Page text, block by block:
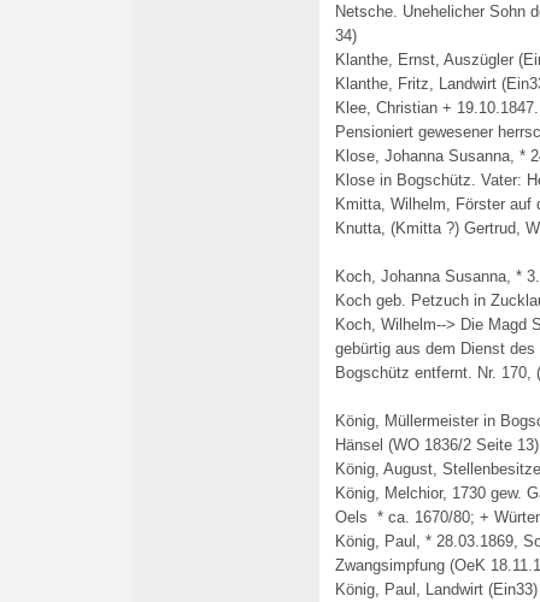
Netsche. Unehelicher Sohn
34)
Klanthe, Ernst, Auszügler
Klanthe, Fritz, Landwirt
Klee, Christian +
Pensioniert gewesener
Klose, Johanna Susanna, *
Klose in Bogschütz. Vater:
Kmitta, Wilhelm, Förster auf
Knutta, (Kmitta ?) Gertrud,
Koch, Johanna Susanna, *
Koch geb. Petzuch in
Koch, Wilhelm--> Die Magd
gebürtig aus dem Dienst
Bogschütz entfernt. Nr. 170,
König, Müllermeister in
Hänsel (WO 1836/2 Seite 13)
König, August,
König, Melchior, 1730 gew.
Oels * ca. 1670/80; +
König, Paul, * 28.03.1869,
Zwangsimpfung (OeK
König, Paul, Landwirt (Ein33)